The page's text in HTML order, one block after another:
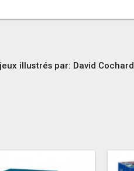
illustrés par: David Cochard